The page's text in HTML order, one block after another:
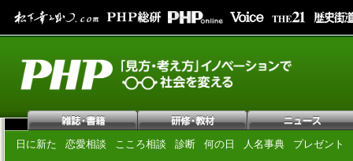
日に新た 恋愛相談 こころ相談 診断 何の日 人名事典 プレゼント